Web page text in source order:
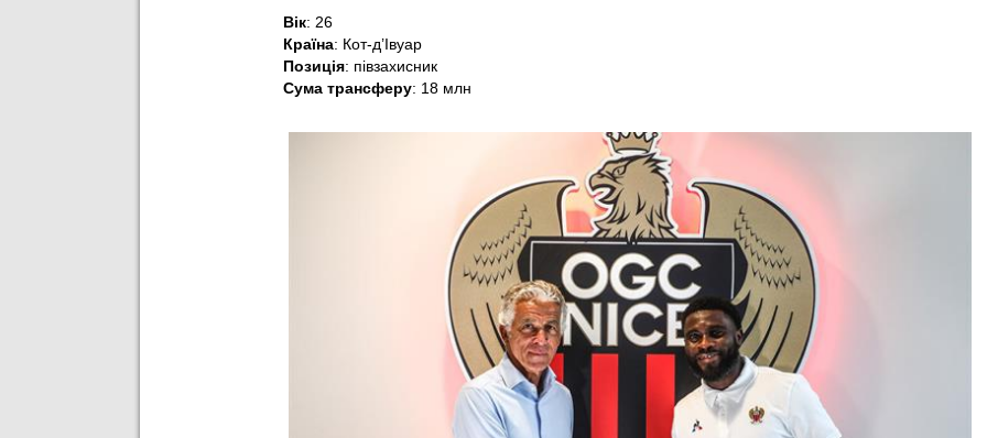
Вік: 26
Країна: Кот-д’Івуар
Позиція: півзахисник
Сума трансферу: 18 млн